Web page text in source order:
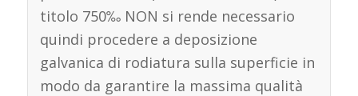
titolo 750‰ NON si rende necessario
quindi procedere a deposizione
galvanica di rodiatura sulla superficie in
modo da garantire la massima qualità